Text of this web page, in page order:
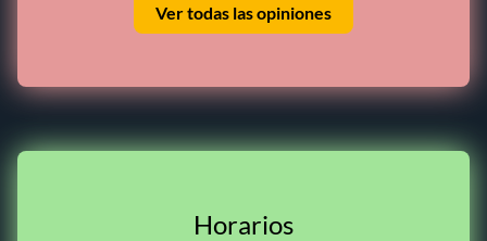
Ver todas las opiniones
Horarios